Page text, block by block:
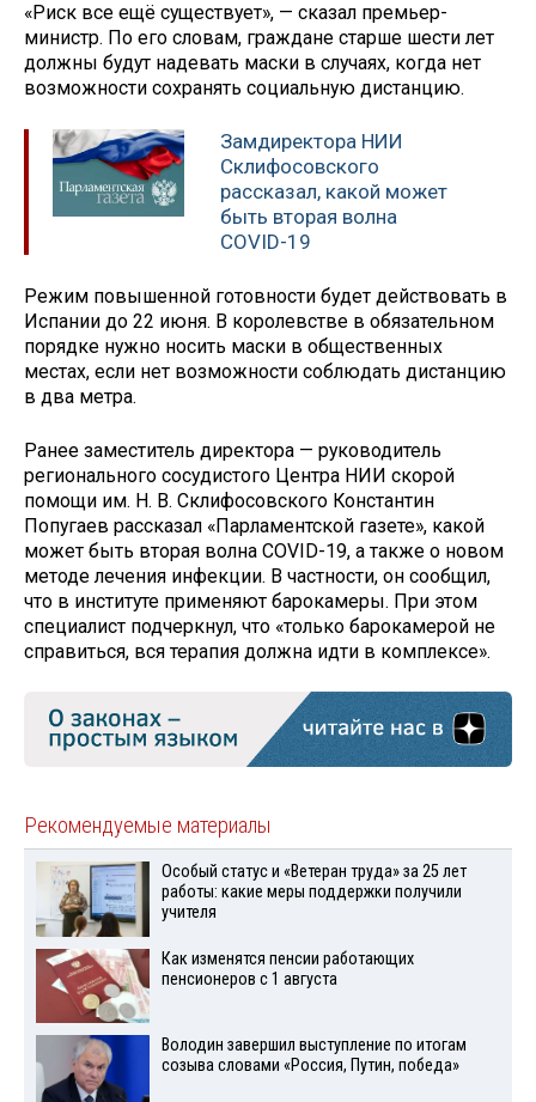
«Риск все ещё существует», — сказал премьер-
министр. По его словам, граждане старше шести лет
должны будут надевать маски в случаях, когда нет
возможности сохранять социальную дистанцию.
Замдиректора НИИ
Склифосовского
рассказал, какой может
быть вторая волна
COVID-19
Режим повышенной готовности будет действовать в
Испании до 22 июня. В королевстве в обязательном
порядке нужно носить маски в общественных
местах, если нет возможности соблюдать дистанцию
в два метра.
Ранее заместитель директора — руководитель
регионального сосудистого Центра НИИ скорой
помощи им. Н. В. Склифосовского Константин
Попугаев рассказал «Парламентской газете», какой
может быть вторая волна COVID-19, а также о новом
методе лечения инфекции. В частности, он сообщил,
что в институте применяют барокамеры. При этом
специалист подчеркнул, что «только барокамерой не
справиться, вся терапия должна идти в комплексе».
Рекомендуемые материалы
Особый статус и «Ветеран труда» за 25 лет
работы: какие меры поддержки получили
учителя
Как изменятся пенсии работающих
пенсионеров с 1 августа
Володин завершил выступление по итогам
созыва словами «Россия, Путин, победа»